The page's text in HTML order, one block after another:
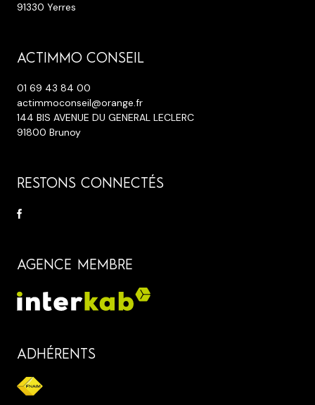
91330 Yerres
ACTIMMO CONSEIL
01 69 43 84 00
actimmoconseil@orange.fr
144 BIS AVENUE DU GENERAL LECLERC
91800 Brunoy
RESTONS CONNECTÉS
AGENCE MEMBRE
ADHÉRENTS